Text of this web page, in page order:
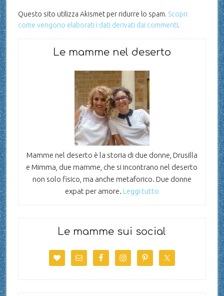
Questo sito utilizza Akismet per ridurre lo spam. Scopri
come vengono elaborati i dati derivati dai commenti.
Le mamme nel deserto
Mamme nel deserto è la storia di due donne, Drusilla
e Mimma, due mamme, che si incontrano nel deserto
non solo fisico, ma anche metaforico. Due donne
expat per amore. Leggi tutto
Le mamme sui social